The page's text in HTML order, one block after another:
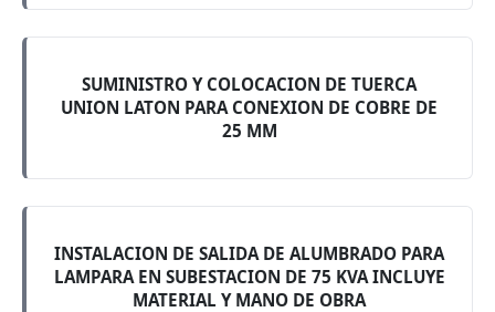
SUMINISTRO Y COLOCACION DE TUERCA
UNION LATON PARA CONEXION DE COBRE DE
25 MM
INSTALACION DE SALIDA DE ALUMBRADO PARA
LAMPARA EN SUBESTACION DE 75 KVA INCLUYE
MATERIAL Y MANO DE OBRA